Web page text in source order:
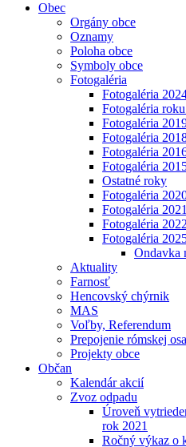
Obec
Orgány obce
Oznamy
Poloha obce
Symboly obce
Fotogaléria
Fotogaléria
Fotogaléria
Fotogaléria
Fotogaléria
Fotogaléria
Fotogaléria
Ostatné roky
Fotogaléria
Fotogaléria 2021
Fotogaléria 2022
Fotogaléria
Ondavka
Aktuality
Farnosť
Hencovský chýrnik
MAS
Voľby, Referendum
Prepojenie rómskej
Projekty obce
Občan
Kalendár akcií
Zvoz odpadu
Úroveň
rok 2021
Ročný výkaz o